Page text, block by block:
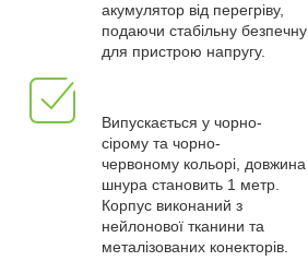
акумулятор від перегріву,
подаючи стабільну безпечну
для пристрою напругу.
Випускається у чорно-
сірому та чорно-
червоному кольорі, довжина
шнура становить 1 метр.
Корпус виконаний з
нейлонової тканини та
металізованих конекторів.